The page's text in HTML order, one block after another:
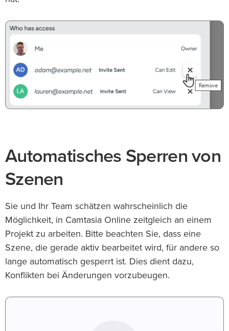
Automatisches Sperren von
Szenen
Sie und Ihr Team schätzen wahrscheinlich die
Möglichkeit, in Camtasia Online zeitgleich an einem
Projekt zu arbeiten. Bitte beachten Sie, dass eine
Szene, die gerade aktiv bearbeitet wird, für andere so
lange automatisch gesperrt ist. Dies dient dazu,
Konflikten bei Änderungen vorzubeugen.